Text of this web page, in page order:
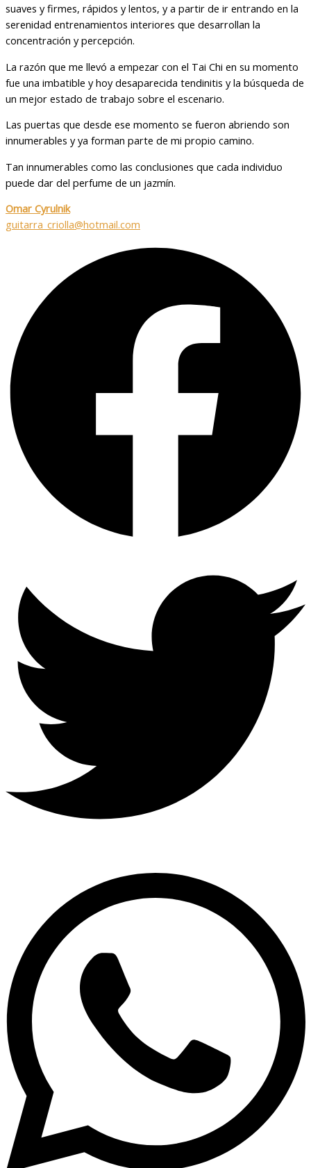
suaves y firmes, rápidos y lentos, y a partir de ir entrando en la
serenidad entrenamientos interiores que desarrollan la
concentración y percepción.
La razón que me llevó a empezar con el Tai Chi en su momento
fue una imbatible y hoy desaparecida tendinitis y la búsqueda de
un mejor estado de trabajo sobre el escenario.
Las puertas que desde ese momento se fueron abriendo son
innumerables y ya forman parte de mi propio camino.
Tan innumerables como las conclusiones que cada individuo
puede dar del perfume de un jazmín.
Omar Cyrulnik
guitarra_criolla@hotmail.com